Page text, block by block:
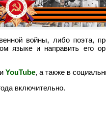
войны, либо поэта,
языке и направить его
YouTube, а также в
включительно.